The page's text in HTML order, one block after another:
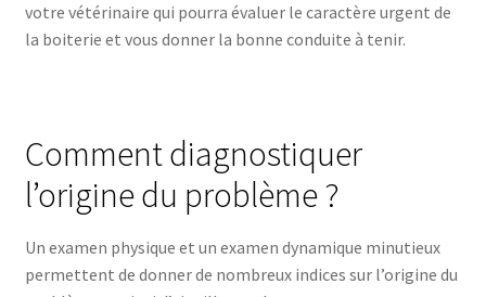
votre vétérinaire qui pourra évaluer le caractère urgent de
la boiterie et vous donner la bonne conduite à tenir.
Comment diagnostiquer
l’origine du problème ?
Un examen physique et un examen dynamique minutieux
permettent de donner de nombreux indices sur l’origine du